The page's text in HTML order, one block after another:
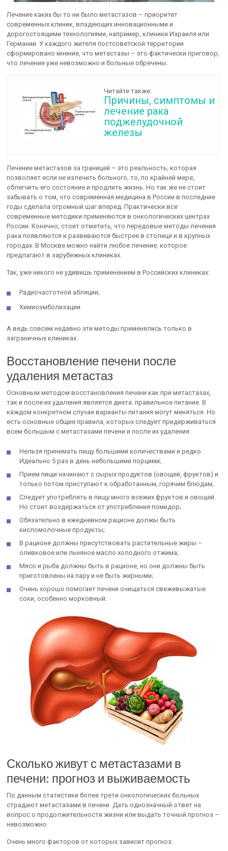
Лечение каких бы то ни было метастазов – приоритет
современных клиник, владеющих инновационными и
дорогостоящими технологиями, например, клиники Израиля или
Германии. У каждого жителя постсоветской территории
сформировано мнение, что метастазы – это фактически приговор,
что лечение уже невозможно и больные обречены.
Читайте также:
Причины, симптомы и
лечение рака
поджелудочной
железы
Лечение метастазов за границей – это реальность, которая
позволяет если не излечить больного, то, по крайней мере,
облегчить его состояние и продлить жизнь. Но так же не стоит
забывать о том, что современная медицина в России в последние
годы сделала огромный шаг вперед. Практически все
современные методики применяются в онкологических центрах
России. Конечно, стоит отметить, что передовые методы лечения
рака появляются и развиваются быстрее в столице и в крупных
городах. В Москве можно найти любое лечение, которое
предлагают в зарубежных клиниках.
Так, уже никого не удивишь применением в Российских клиниках:
Радиочастотной абляции;
Химиоэмболизации.
А ведь совсем недавно эти методы применялись только в
заграничных клиниках.
Восстановление печени после
удаления метастаз
Основным методом восстановления печени как при метастазах,
так и после их удаления является диета. правильное питание. В
каждом конкретном случае варианты питания могут меняться. Но
есть основные общие правила, которых следует придерживаться
всем большым с метастазами печени и после их удаления:
Нельзя принимать пищу большими количествами и редко.
Идеально 5 раз в день небольшими порцими;
Прием пищи начинают с сырых продуктов (овощей, фруктов) и
только потом приступают к обработанным, горячим блюдам;
Следует употреблять в пищу много всежих фруктов и овощей.
Но стоит воздержаться от употребления помидор;
Обязательно в ежедневном рационе должы быть
кисломолочные продукты;
В рационе должны присутствовать растительные жиры –
оливковое или льняное масло холодного отжима;
Мясо и рыба должны быть в рационе, но они должны быть
приготовлены на пару и не быть жирными;
Очень хорошо помогает печени очищаться свежевыжатые
соки, особенно морковный.
Сколько живут с метастазами в
печени: прогноз и выживаемость
По данным статистики более трети онкологических больных
страдают метастазами в печени. Дать однозначный ответ на
вопрос о продолжительности жизни или выдать точный прогноз –
невозможно.
Очень много факторов от которых зависит прогноз: